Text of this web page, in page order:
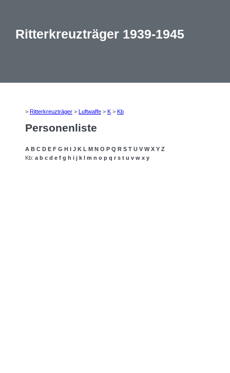
Ritterkreuzträger 1939-1945
> Ritterkreuzträger > Luftwaffe > K > Kb
Personenliste
A B C D E F G H I J K L M N O P Q R S T U V W X Y Z
Kb: a b c d e f g h i j k l m n o p q r s t u v w x y